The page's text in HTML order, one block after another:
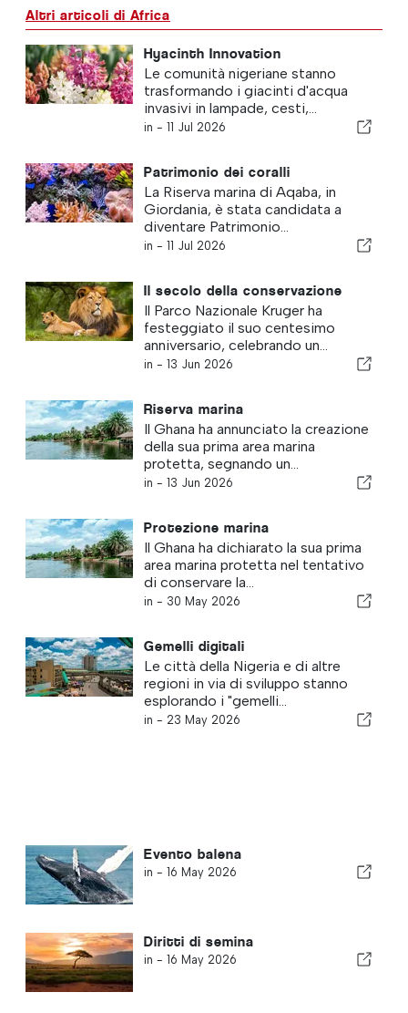
Altri articoli di Africa
Hyacinth Innovation
Le comunità nigeriane stanno
trasformando i giacinti d'acqua
invasivi in lampade, cesti,...
in - 11 Jul 2026
Patrimonio dei coralli
La Riserva marina di Aqaba, in
Giordania, è stata candidata a
diventare Patrimonio...
in - 11 Jul 2026
Il secolo della conservazione
Il Parco Nazionale Kruger ha
festeggiato il suo centesimo
anniversario, celebrando un...
in - 13 Jun 2026
Riserva marina
Il Ghana ha annunciato la creazione
della sua prima area marina
protetta, segnando un...
in - 13 Jun 2026
Protezione marina
Il Ghana ha dichiarato la sua prima
area marina protetta nel tentativo
di conservare la...
in - 30 May 2026
Gemelli digitali
Le città della Nigeria e di altre
regioni in via di sviluppo stanno
esplorando i "gemelli...
in - 23 May 2026
Evento balena
in - 16 May 2026
Diritti di semina
in - 16 May 2026